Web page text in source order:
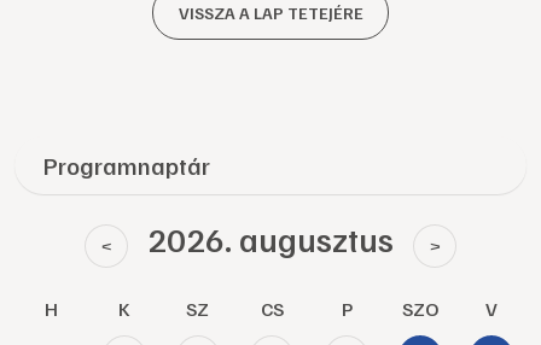
VISSZA A LAP TETEJÉRE
Programnaptár
< 2026. augusztus >
H K SZ CS P SZO V